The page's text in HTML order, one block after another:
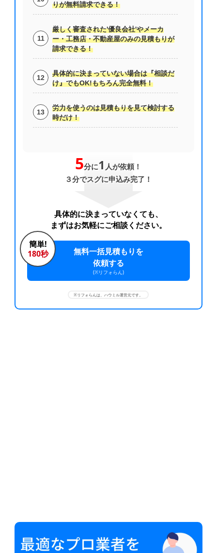
りが無料請求できる！
厳しく審査された'優良会社'やメーカ
ー・工務店・不動産屋のみの見積もりが
請求できる！
具体的に決まっていない場合は『相談だ
け』でもOK!もちろん完全無料！
労力を使うのは見積もりを見て検討する
時だけ！
5分に1 人が依頼！
３分でスグに申込み完了！
具体的に決まっていなくても、
まずはお気軽にご相談ください。
簡単!
180秒
無料一括見積もりを
依頼する
(※リフォらん)
※リフォらんは、ハウミル運営元です。